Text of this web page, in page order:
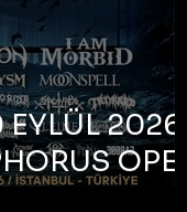
2026 –
OPEN
FEST